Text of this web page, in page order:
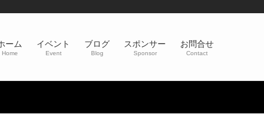
ーム
Home
イベント
Event
ブログ
Blog
スポンサー
Sponsor
お問合せ
Contact